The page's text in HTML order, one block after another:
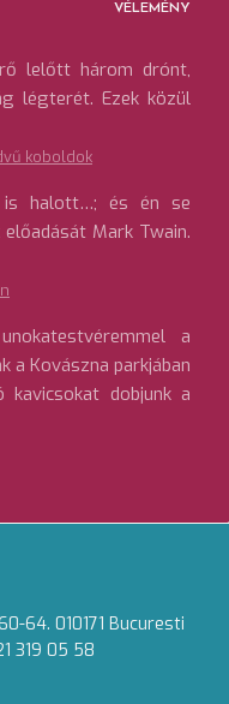
VÉLEMÉNY
lelőtt három drónt,
légterét. Ezek közül
koboldok
is halott…; és én se
Mark Twain.
a
a Kovászna parkjában
dobjunk a
64. 010171 Bucuresti
319 05 58